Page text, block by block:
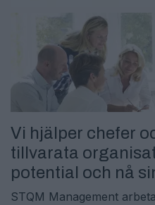
Vi hjälper chefer
tillvarata
potential och nå
STQM Management